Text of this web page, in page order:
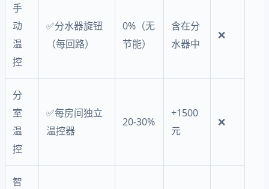
手
动
温
控
✅分水器旋钮
（每回路）
0%（无
节能）
含在分
水器中
❌
分
室
温
控
✅每房间独立
温控器
20-30%
+1500
元
❌
智